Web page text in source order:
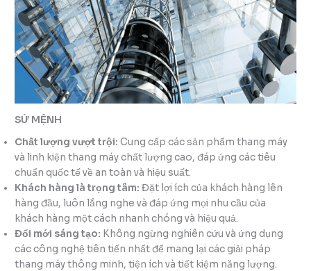
SỨ MỆNH
Chất lượng vượt trội:Cung cấp các sản phẩm thang máy
và linh kiện thang máy chất lượng cao, đáp ứng các tiêu
chuẩn quốc tế về an toàn và hiệu suất.
Khách hàng là trọng tâm: Đặt lợi ích của khách hàng lên
hàng đầu, luôn lắng nghe và đáp ứng mọi nhu cầu của
khách hàng một cách nhanh chóng và hiệu quả.
Đổi mới sáng tạo: Không ngừng nghiên cứu và ứng dụng
các công nghệ tiên tiến nhất để mang lại các giải pháp
thang máy thông minh, tiện ích và tiết kiệm năng lượng.